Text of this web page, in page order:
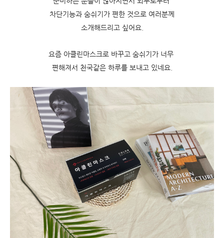
차단기능과 숨쉬기가 편한 것으로 여러분께
소개해드리고 싶어요.
요즘 아클린마스크로 바꾸고 숨쉬기가 너무
편해져서 천국같은 하루를 보내고 있네요.